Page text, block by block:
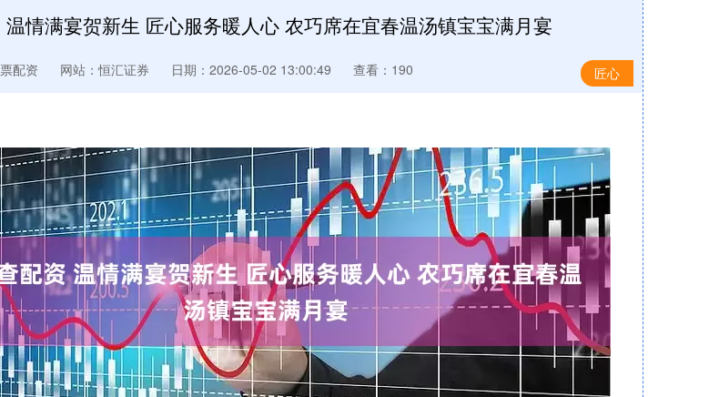
温情满宴贺新生 匠心服务暖人心 农巧席在宜春温汤镇宝宝满月宴
匠心
配资 网站：恒汇证券 日期：2026-05-02 13:00:49 查看：190